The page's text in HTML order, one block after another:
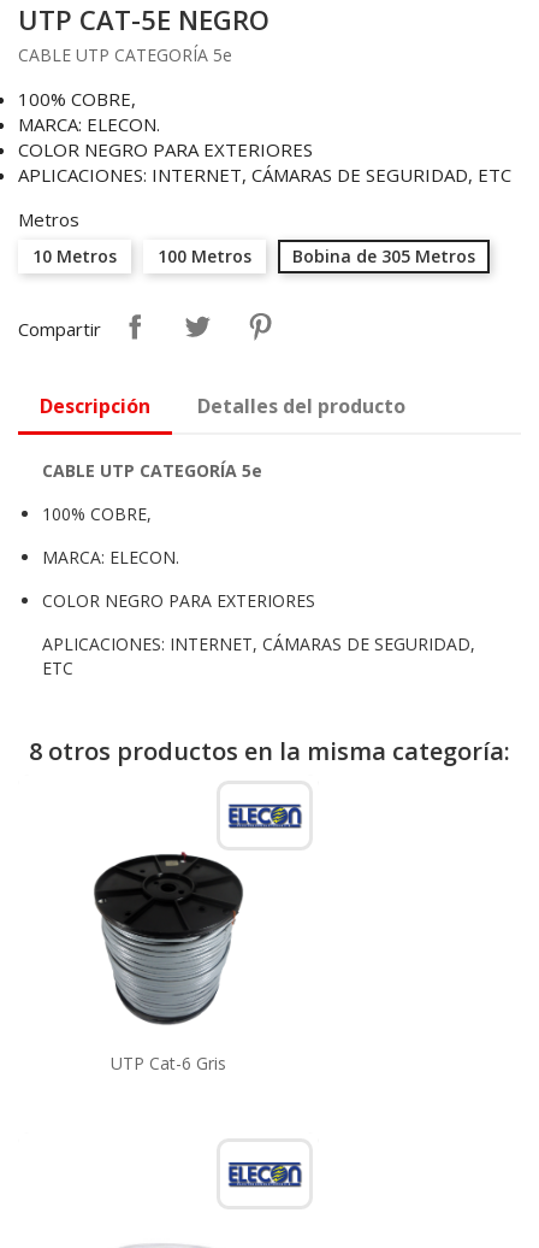
UTP CAT-5E NEGRO
CABLE UTP CATEGORÍA 5e
100% COBRE,
MARCA: ELECON.
COLOR NEGRO PARA EXTERIORES
APLICACIONES: INTERNET, CÁMARAS DE SEGURIDAD, ETC
Metros
10 Metros 100 Metros Bobina de 305 Metros
Compartir
Descripción Detalles del producto
CABLE UTP CATEGORÍA 5e
100% COBRE,
MARCA: ELECON.
COLOR NEGRO PARA EXTERIORES
APLICACIONES: INTERNET, CÁMARAS DE SEGURIDAD,
ETC
8 otros productos en la misma categoría:
UTP Cat-6 Gris